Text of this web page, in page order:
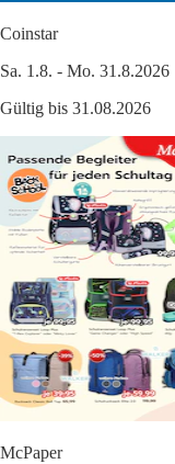
Coinstar
Sa. 1.8. - Mo. 31.8.2026
Gültig bis 31.08.2026
McPaper